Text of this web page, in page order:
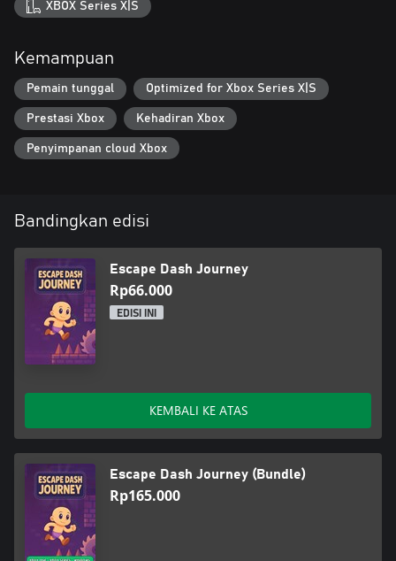
XBOX Series X|S
Kemampuan
Pemain tunggal Optimized for Xbox Series X|S
Prestasi Xbox Kehadiran Xbox
Penyimpanan cloud Xbox
Bandingkan edisi
Escape Dash Journey
Rp66.000
EDISI INI
KEMBALI KE ATAS
Escape Dash Journey (Bundle)
Rp165.000